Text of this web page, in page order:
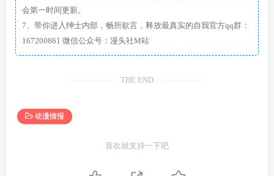
会第一时间更新。
7、带你进入绅士内部，畅所欲言，释放最真实的自我官方qq群：
167200861 微信公众号：漫头社M站
THE END
动漫情报
喜欢就支持一下吧